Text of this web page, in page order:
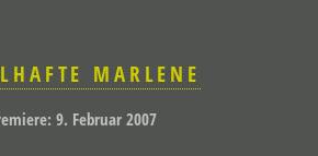
MARLENE
9. Februar 2007